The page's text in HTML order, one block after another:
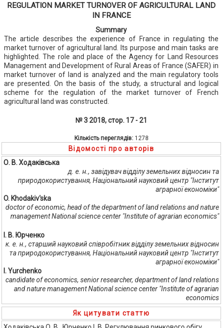
REGULATION MARKET TURNOVER OF AGRICULTURAL LAND
IN FRANCE
Summary
The article describes the experience of France in regulating the
market turnover of agricultural land. Its purpose and main tasks are
highlighted. The role and place of the Agency for Land Resources
Management and Development of Rural Areas of France (SAFER) in
market turnover of land is analyzed and the main regulatory tools
are presented. On the basis of the study, a structural and logical
scheme for the regulation of the market turnover of French
agricultural land was constructed.
№ 3 2018, стор. 17 - 21
Кількість переглядів: 1278
Відомості про авторів
О. В. Ходаківська
д. е. н., завідувач відділу земельних відносин та
природокористування, Національний науковий центр "Інститут
аграрної економіки"
O. Khodakіv'ska
doctor of economic, head of the department of land relations and nature
management National science center "Institute of agrarian economics"
І. В. Юрченко
к. е. н., старший науковий співробітник відділу земельних відносин
та природокористування, Національний науковий центр "Інститут
аграрної економіки"
I. Yurchenko
candidate of economics, senior researcher, department of land relations
and nature management National science center "Institute of agrarian
economics
Як цитувати статтю